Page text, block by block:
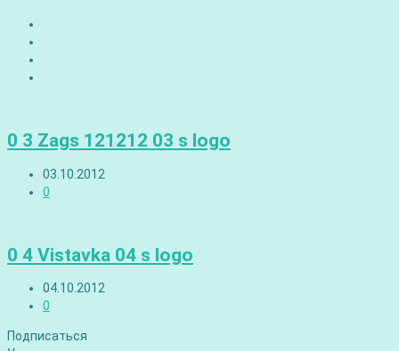
0 3 Zags 121212 03 s logo
03.10.2012
0
0 4 Vistavka 04 s logo
04.10.2012
0
Подписаться